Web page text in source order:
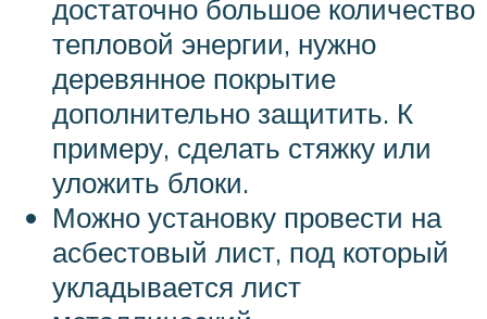
достаточно большое количество
тепловой энергии, нужно
деревянное покрытие
дополнительно защитить. К
примеру, сделать стяжку или
уложить блоки.
Можно установку провести на
асбестовый лист, под который
укладывается лист